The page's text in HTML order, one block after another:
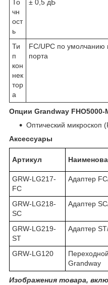
То
чн
ост
ь
± 0,5 дБ
Ти
п
кон
нек
тор
а
FC/UPC по умолчанию
порта
Опции Grandway FHO5000-
Оптический микроскоп
Аксессуары
Артикул
GRW-LG217-
FC
Адаптер
GRW-LG218-
SC
Адаптер
GRW-LG219-
ST
Адаптер
GRW-LG120
Grandway
Изображения товара,